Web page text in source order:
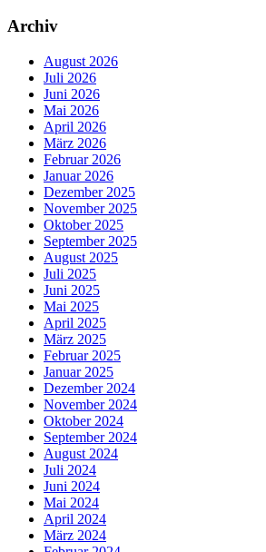
Archiv
August 2026
Juli 2026
Juni 2026
Mai 2026
April 2026
März 2026
Februar 2026
Januar 2026
Dezember 2025
November 2025
Oktober 2025
September 2025
August 2025
Juli 2025
Juni 2025
Mai 2025
April 2025
März 2025
Februar 2025
Januar 2025
Dezember 2024
November 2024
Oktober 2024
September 2024
August 2024
Juli 2024
Juni 2024
Mai 2024
April 2024
März 2024